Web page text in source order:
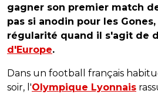
gagner son premier match
pas si anodin pour les
régularité quand il s'agit de
d'Europe.
Dans un football français
soir, l'Olympique Lyonnais